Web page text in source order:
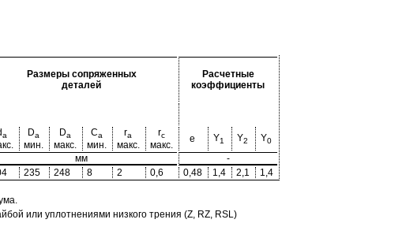
Размеры сопряженных
деталей
Расчетные
коэффициенты
a Da
мин.
Da
макс.
Ca
мин.
ra
макс.
rc
макс.
e Y1 Y2 Y0
мм
-
235 248 8 2 0,6 0,48 1,4 2,1 1,4
или уплотнениями низкого трения (Z, RZ, RSL)